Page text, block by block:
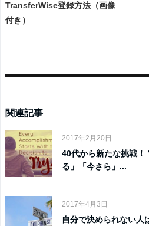
TransferWise登録方法（画像
付き）
関連記事
2017年2月20日
40代から新たな挑戦！
る」「今さら」...
2017年4月3日
自分で決められない人